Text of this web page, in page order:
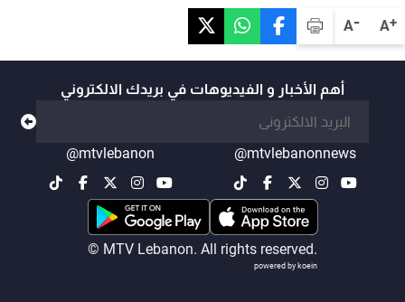
A+
A-
أهم الأخبار و الفيديوهات في بريدك الالكتروني
@mtvlebanonnews
@mtvlebanon
© MTV Lebanon. All rights reserved.
powered by koein